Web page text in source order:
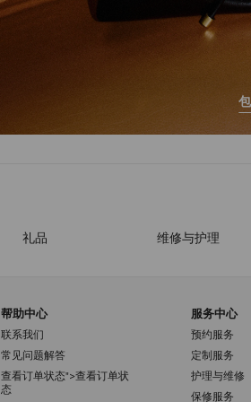
礼品 维修与护理
帮助中心
联系我们
常见问题解答
查看订单状态">查看订单状
态
服务中心
预约服务
定制服务
护理与维修
保修服务